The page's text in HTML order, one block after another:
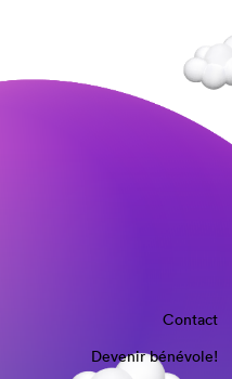
Contact
Devenir bénévole!